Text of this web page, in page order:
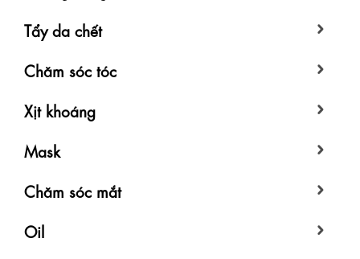
Tẩy da chết
Chăm sóc tóc
Xịt khoáng
Mask
Chăm sóc mắt
Oil